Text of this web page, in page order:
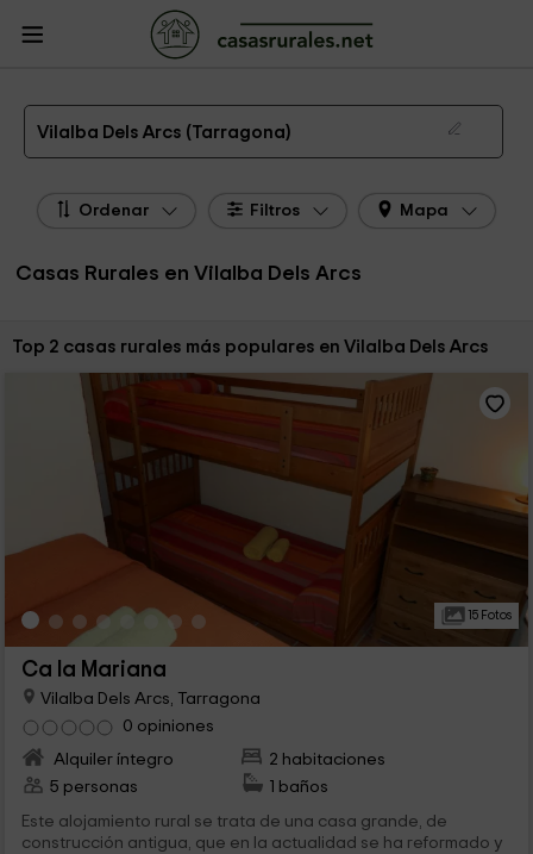
Casas Rurales
Tarragona
Casas Rurales Vilalba Dels Arcs
Las 2 mejores casas rurales en Vilalba Dels Arcs de 2026
Vilalba Dels Arcs (Tarragona)
Ordenar Filtros Mapa
Casas Rurales en Vilalba Dels Arcs
Ordenar por:
Top 2 casas rurales más populares en Vilalba Dels Arcs
15 Fotos
Ca la Mariana
Vilalba Dels Arcs, Tarragona
0 opiniones
Alquiler íntegro
2 habitaciones
5 personas
1 baños
Este alojamiento rural se trata de una casa grande, de
construcción antigua, que en la actualidad se ha reformado y